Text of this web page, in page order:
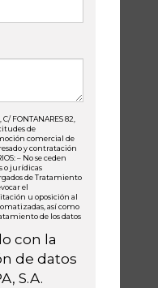
C/ FONTANARES 82,
de
comercial de
y contratación
– No se ceden
o jurídicas
de Tratamiento
el
u oposición al
así como
de los datos
con la
de datos
S.A.